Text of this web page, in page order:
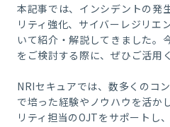
本記事では、インシデントの発
リティ強化、サイバーレジリエ
いて紹介・解説してきました。
をご検討する際に、ぜひご活用
NRIセキュアでは、数多くのコ
で培った経験やノウハウを活か
リティ担当のOJTをサポートし